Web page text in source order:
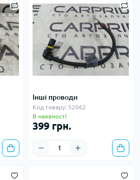
Інші проводи
Код товару: 52062
В наявності
399 грн.